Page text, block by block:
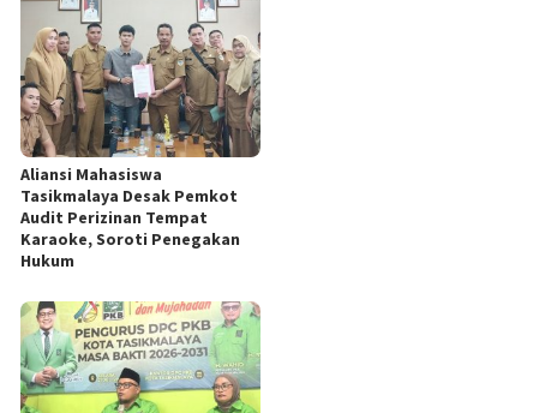
Aliansi Mahasiswa
Tasikmalaya Desak Pemkot
Audit Perizinan Tempat
Karaoke, Soroti Penegakan
Hukum